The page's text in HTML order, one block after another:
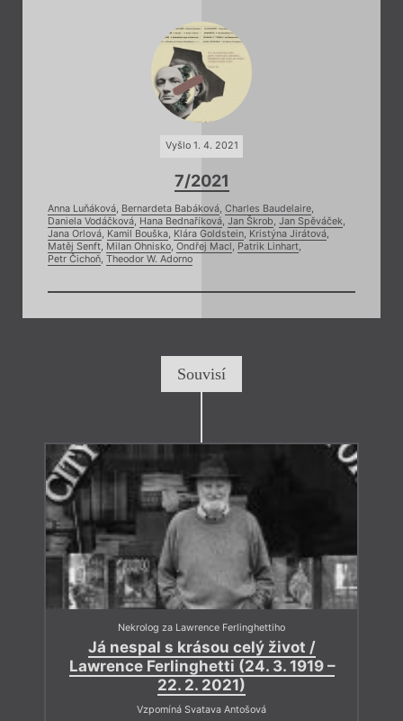
Vyšlo 1. 4. 2021
7/2021
Anna Luňáková, Bernardeta Babáková, Charles Baudelaire,
Daniela Vodáčková, Hana Bednaříková, Jan Škrob, Jan Spěváček,
Jana Orlová, Kamil Bouška, Klára Goldstein, Kristýna Jirátová,
Matěj Senft, Milan Ohnisko, Ondřej Macl, Patrik Linhart,
Petr Čichoň, Theodor W. Adorno
Souvisí
Nekrolog za Lawrence Ferlinghettiho
Já nespal s krásou celý život /
Lawrence Ferlinghetti (24. 3. 1919 –
22. 2. 2021)
Vzpomíná Svatava Antošová